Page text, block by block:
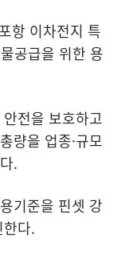
항 이차전지 특
공급을 위한 용
전을 보호하고
량을 업종·규모
.
기준을 핀셋 강
다.